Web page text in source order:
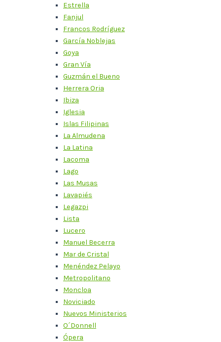
Estrella
Fanjul
Francos Rodríguez
García Noblejas
Goya
Gran Vía
Guzmán el Bueno
Herrera Oria
Ibiza
Iglesia
Islas Filipinas
La Almudena
La Latina
Lacoma
Lago
Las Musas
Lavapiés
Legazpi
Lista
Lucero
Manuel Becerra
Mar de Cristal
Menéndez Pelayo
Metropolitano
Moncloa
Noviciado
Nuevos Ministerios
O´Donnell
Ópera